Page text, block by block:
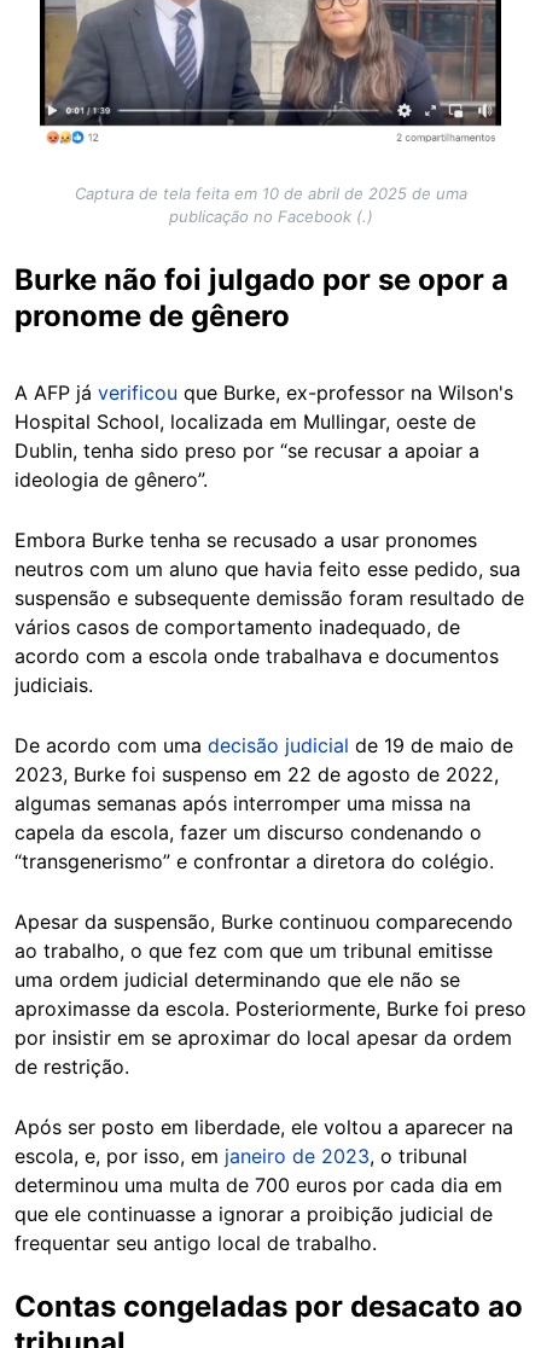
Captura de tela feita em 10 de abril de 2025 de uma
publicação no Facebook (.)
Burke não foi julgado por se opor a
pronome de gênero
A AFP já verificou que Burke, ex-professor na Wilson's
Hospital School, localizada em Mullingar, oeste de
Dublin, tenha sido preso por “se recusar a apoiar a
ideologia de gênero”.
Embora Burke tenha se recusado a usar pronomes
neutros com um aluno que havia feito esse pedido, sua
suspensão e subsequente demissão foram resultado de
vários casos de comportamento inadequado, de
acordo com a escola onde trabalhava e documentos
judiciais.
De acordo com uma decisão judicial de 19 de maio de
2023, Burke foi suspenso em 22 de agosto de 2022,
algumas semanas após interromper uma missa na
capela da escola, fazer um discurso condenando o
“transgenerismo” e confrontar a diretora do colégio.
Apesar da suspensão, Burke continuou comparecendo
ao trabalho, o que fez com que um tribunal emitisse
uma ordem judicial determinando que ele não se
aproximasse da escola. Posteriormente, Burke foi preso
por insistir em se aproximar do local apesar da ordem
de restrição.
Após ser posto em liberdade, ele voltou a aparecer na
escola, e, por isso, em janeiro de 2023, o tribunal
determinou uma multa de 700 euros por cada dia em
que ele continuasse a ignorar a proibição judicial de
frequentar seu antigo local de trabalho.
Contas congeladas por desacato ao